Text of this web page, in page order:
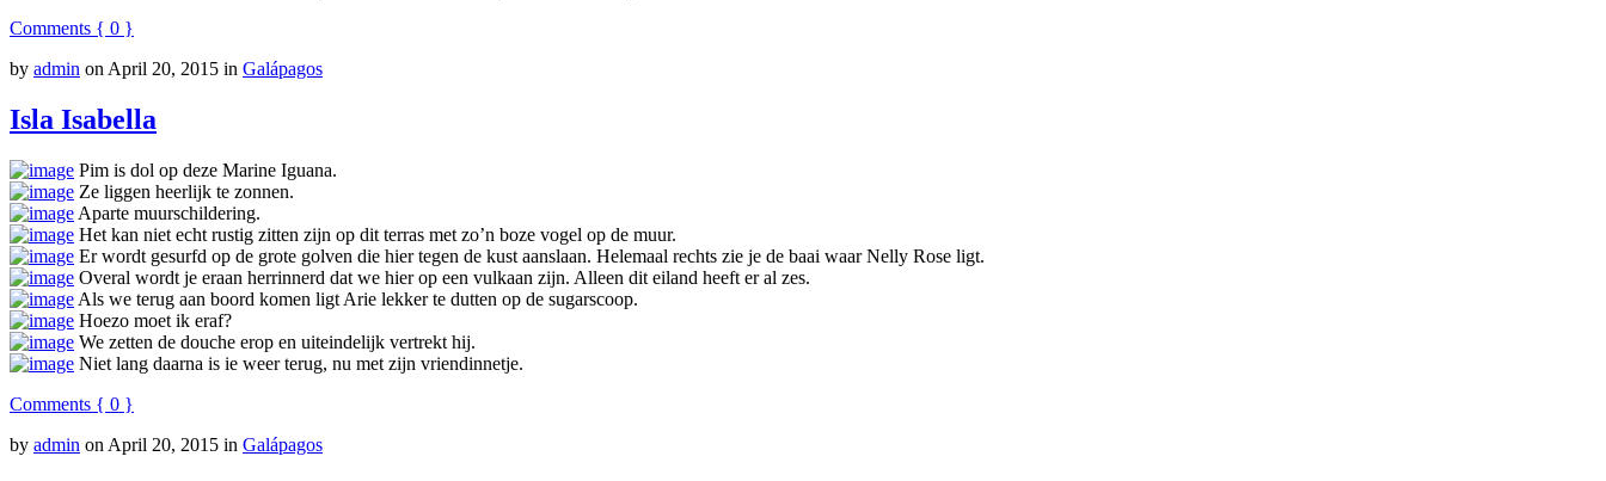
Comments { 0 }
by admin on April 20, 2015 in Galápagos
Isla Isabella
Pim is dol op deze Marine Iguana.
Ze liggen heerlijk te zonnen.
Aparte muurschildering.
Het kan niet echt rustig zitten zijn op dit terras met zo’n boze vogel op de muur.
Er wordt gesurfd op de grote golven die hier tegen de kust aanslaan. Helemaal rechts zie je de baai waar Nelly Rose ligt.
Overal wordt je eraan herrinnerd dat we hier op een vulkaan zijn. Alleen dit eiland heeft er al zes.
Als we terug aan boord komen ligt Arie lekker te dutten op de sugarscoop.
Hoezo moet ik eraf?
We zetten de douche erop en uiteindelijk vertrekt hij.
Niet lang daarna is ie weer terug, nu met zijn vriendinnetje.
Comments { 0 }
by admin on April 20, 2015 in Galápagos